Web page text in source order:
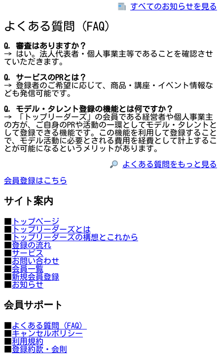
すべてのお知らせを見る
よくある質問（FAQ）
Q. 審査はありますか？
→ はい。法人代表者・個人事業主等であることを確認させ
ていただきます。
Q. サービスのPRとは？
→ 登録者のご希望に応じて、商品・講座・イベント情報な
ども発信可能です。
Q. モデル・タレント登録の機能とは何ですか？
→ 「トップリーダーズ」の会員である経営者や個人事業主
の方が、ご自身のPRや活動の一環としてモデル・タレントと
して登録できる機能です。この機能を利用して登録すること
で、モデル活動に必要とされる費用を経費として計上するこ
とが可能になるというメリットがあります。
よくある質問をもっと見る
会員登録はこちら
サイト案内
トップページ
トップリーダーズとは
トップリーダーズの構想とこれから
登録の流れ
サービス
お問い合わせ
会員一覧
新規会員登録
お知らせ
会員サポート
よくある質問（FAQ）
キャンセルポリシー
利用規約
登録約款・会則